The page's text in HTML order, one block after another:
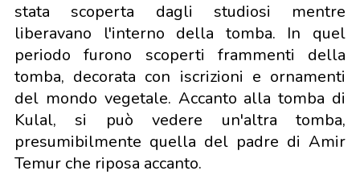
stata scoperta dagli studiosi mentre
liberavano l'interno della tomba. In quel
periodo furono scoperti frammenti della
tomba, decorata con iscrizioni e ornamenti
del mondo vegetale. Accanto alla tomba di
Kulal, si può vedere un'altra tomba,
presumibilmente quella del padre di Amir
Temur che riposa accanto.